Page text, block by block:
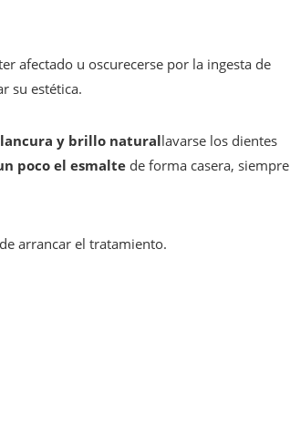
afectado u oscurecerse por la ingesta de
su estética.
y brillo naturallavarse los dientes
poco el esmalte de forma casera, siempre